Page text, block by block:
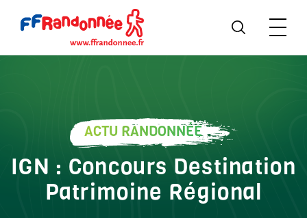
ACTU RANDONNÉE
IGN : Concours Destination
Patrimoine Régional